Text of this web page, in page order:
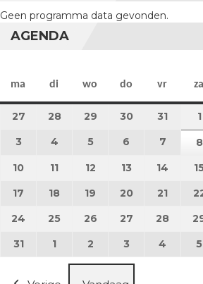
Geen programma data gevonden.
AGENDA
ma maandag
di dinsdag
wo woensdag
do donderdag
vr vrijdag
za
27 27 juli 2026
28 28 juli 2026
29 29 juli 2026
3030 juli 2026
31 31 juli1
3 3 augustus 2026
4 4 augustus 2026
55 augustus 2026
6 6 augustus
7 7 8
10 10 augustus 2026
11 11 augustus 2026
12 12 augustus 2026
13 13 augustus
14 14
17 17 augustus 2026
18 18 augustus 2026
19 19 augustus 2026
20 20 augustus
21 21
24 24 augustus 2026
25 25 augustus 2026
26 26 augustus 2026
27 27 28 28
3131 augustus 2026
1 1 september 2026
2 2 september 2026
3 3 september
4 4 5